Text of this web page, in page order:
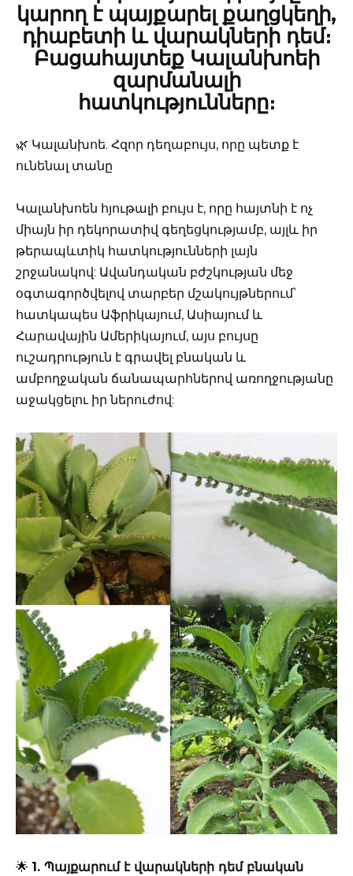
կարող է պայքարել քաղցկեղի,
դիաբետի և վարակների դեմ։
Բացահայտեք Կալանխոեի
զարմանալի
հատկությունները։
🌿 Կալանխոե. Հզոր դեղաբույս, որը պետք է
ունենալ տանը
Կալանխոեն հյութալի բույս ​​է, որը հայտնի է ոչ
միայն իր դեկորատիվ գեղեցկությամբ, այլև իր
թերապևտիկ հատկությունների լայն
շրջանակով: Ավանդական բժշկության մեջ
օգտագործվելով տարբեր մշակույթներում՝
հատկապես Աֆրիկայում, Ասիայում և
Հարավային Ամերիկայում, այս բույսը
ուշադրություն է գրավել բնական և
ամբողջական ճանապարհներով առողջությանը
աջակցելու իր ներուժով:
🌟 1. Պայքարում է վարակների դեմ բնական